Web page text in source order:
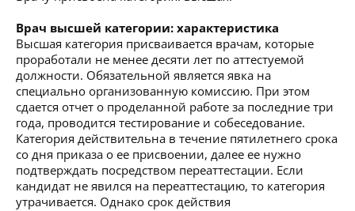
Врач высшей категории: характеристика
Высшая категория присваивается врачам, которые
проработали не менее десяти лет по аттестуемой
должности. Обязательной является явка на
специально организованную комиссию. При этом
сдается отчет о проделанной работе за последние три
года, проводится тестирование и собеседование.
Категория действительна в течение пятилетнего срока
со дня приказа о ее присвоении, далее ее нужно
подтверждать посредством переаттестации. Если
кандидат не явился на переаттестацию, то категория
утрачивается. Однако срок действия